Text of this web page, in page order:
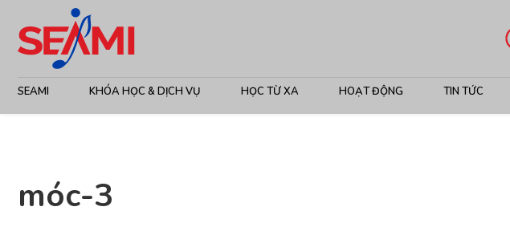
SEAMI KHÓA HỌC & DỊCH VỤ HỌC TỪ XA HOẠT ĐỘNG TIN TỨC
móc-3